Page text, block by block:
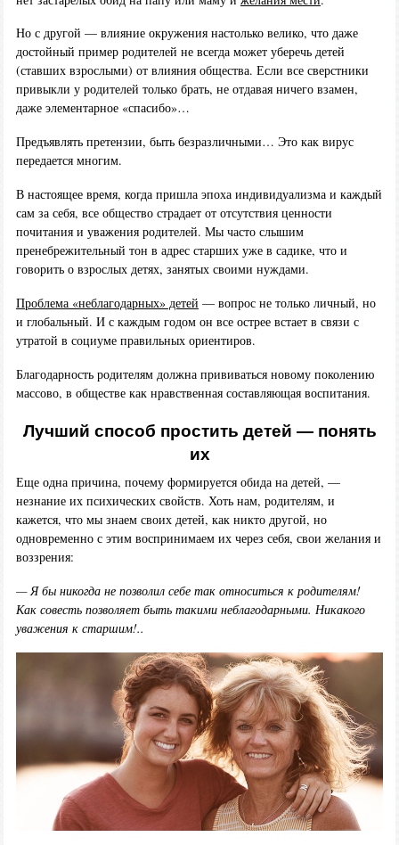
Но с другой — влияние окружения настолько велико, что даже
достойный пример родителей не всегда может уберечь детей
(ставших взрослыми) от влияния общества. Если все сверстники
привыкли у родителей только брать, не отдавая ничего взамен,
даже элементарное «спасибо»…
Предъявлять претензии, быть безразличными… Это как вирус
передается многим.
В настоящее время, когда пришла эпоха индивидуализма и каждый
сам за себя, все общество страдает от отсутствия ценности
почитания и уважения родителей. Мы часто слышим
пренебрежительный тон в адрес старших уже в садике, что и
говорить о взрослых детях, занятых своими нуждами.
Проблема «неблагодарных» детей — вопрос не только личный, но
и глобальный. И с каждым годом он все острее встает в связи с
утратой в социуме правильных ориентиров.
Благодарность родителям должна прививаться новому поколению
массово, в обществе как нравственная составляющая воспитания.
Лучший способ простить детей — понять
их
Еще одна причина, почему формируется обида на детей, —
незнание их психических свойств. Хоть нам, родителям, и
кажется, что мы знаем своих детей, как никто другой, но
одновременно с этим воспринимаем их через себя, свои желания и
воззрения:
— Я бы никогда не позволил себе так относиться к родителям!
Как совесть позволяет быть такими неблагодарными. Никакого
уважения к старшим!..